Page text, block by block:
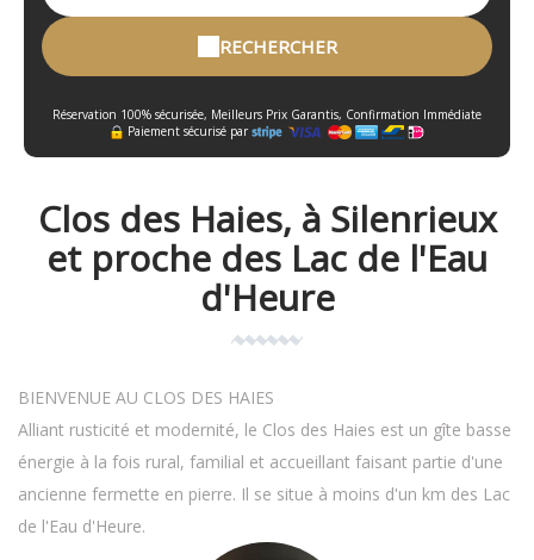
RECHERCHER
Réservation 100% sécurisée, Meilleurs Prix Garantis, Confirmation Immédiate
Paiement sécurisé par
Clos des Haies, à Silenrieux
et proche des Lac de l'Eau
d'Heure
BIENVENUE AU CLOS DES HAIES
Alliant rusticité et modernité, le Clos des Haies est un gîte basse
énergie à la fois rural, familial et accueillant faisant partie d'une
ancienne fermette en pierre. Il se situe à moins d'un km des Lac
de l'Eau d'Heure.